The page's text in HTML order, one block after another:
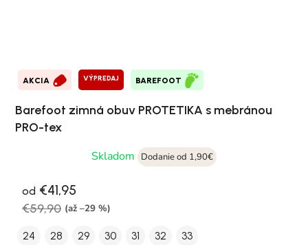
AKCIA VÝPREDAJ BAREFOOT
Barefoot zimná obuv PROTETIKA s mebránou
PRO-tex
Skladom
Dodanie od 1,90€
od €41,95
€59,90 (až –29 %)
24 28 29 30 31 32 33